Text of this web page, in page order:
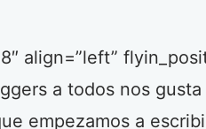
align=”left”
a todos nos
empezamos a